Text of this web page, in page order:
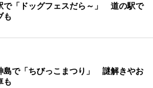
で「ドッグフェスだら～」 道の駅で
も
島で「ちびっこまつり」 謎解きやお
も